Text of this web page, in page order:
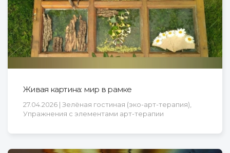
Живая картина: мир в рамке
27.04.2026 | Зелёная гостиная (эко-арт-терапия),
Упражнения с элементами арт-терапии